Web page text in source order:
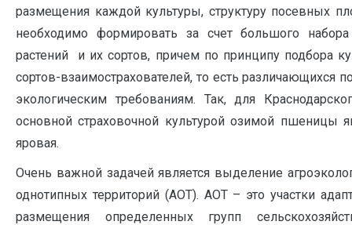
размещения каждой культуры, структуру посевных
необходимо формировать за счет большого
растений и их сортов, причем по принципу подбора
сортов-взаимострахователей, то есть различающихся
экологическим требованиям. Так, для
основной страховочной культурой озимой пшеницы
яровая.
Очень важной задачей является выделение
однотипных территорий (АОТ). АОТ – это участки
размещения определенных групп